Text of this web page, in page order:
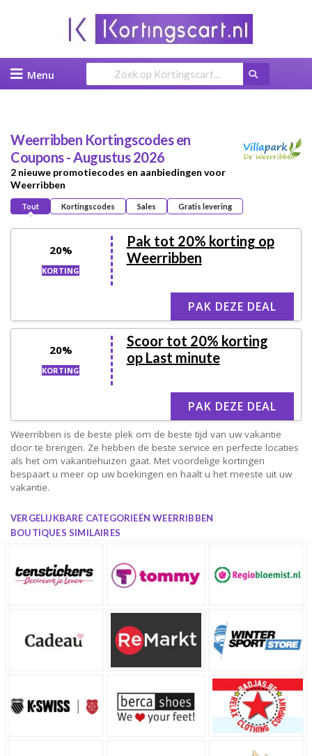
to
content
Weerribben Kortingscodes en
Coupons - Augustus 2026
2 nieuwe promotiecodes en aanbiedingen voor
Weerribben
Tout Kortingscodes Sales Gratis levering
20%
KORTING
Pak tot 20% korting op
Weerribben
PAK DEZE DEAL
20%
KORTING
Scoor tot 20% korting
op Last minute
PAK DEZE DEAL
Weerribben is de beste plek om de beste tijd van uw vakantie
door te brengen. Ze hebben de beste service en perfecte locaties
als het om vakantiehuizen gaat. Met voordelige kortingen
bespaart u meer op uw boekingen en haalt u het meeste uit uw
vakantie.
VERGELIJKBARE CATEGORIEËN WEERRIBBEN
BOUTIQUES SIMILAIRES